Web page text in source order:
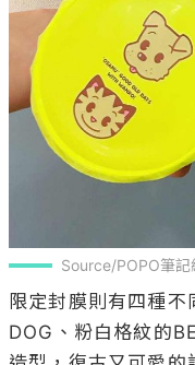
Source/POPO筆記
限定封膜則有四種
DOG、粉白格紋的